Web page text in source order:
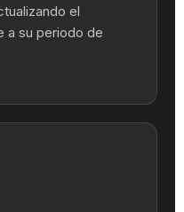
el
a su periodo de